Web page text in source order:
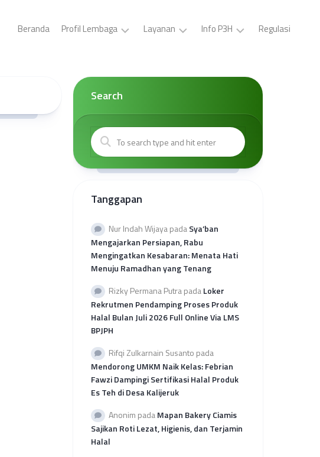
Beranda Profil Lembaga
YPS
Darul
Visi
Misi
Kepengurusan
Kantor
Provinsi
Layanan
P3H
Sertifikasi
Halal
Gratis
Halal
Reguler
Info P3H
ID
Tugas,
Brosur
P3H
Surat
Kuota
2026
Rekap
Pengajuan
LP3H
Regulasi
Search
Tanggapan
Nur Indah WijayapadaSya’ban
Mengajarkan Persiapan, Rabu
Mengingatkan Kesabaran: Menata Hati
Menuju Ramadhan yang Tenang
Rizky Permana PutrapadaLoker
Rekrutmen Pendamping Proses Produk
Halal Bulan Juli 2026 Full Online Via LMS
BPJPH
Rifqi Zulkarnain Susanto pada
Mendorong UMKM Naik Kelas: Febrian
Fawzi Dampingi Sertifikasi Halal Produk
Es Teh di Desa Kalijeruk
Anonim padaMapan Bakery Ciamis
Sajikan Roti Lezat, Higienis, dan Terjamin
Halal